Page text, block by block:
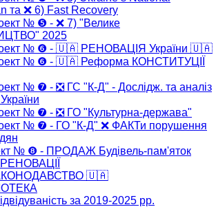
та ❌ 6) Fast Recovery
№ ❺ - ❌ 7) "Велике
2025
№ ❻ - 🇺🇦 РЕНОВАЦІЯ України 🇺🇦
№ ❻ - 🇺🇦 Реформа КОНСТИТУЦІЇ
№ ❼ - ❎ ГС "К-Д" - Дослідж. та аналіз
№ ❼ - ❎ ГО "Культурна-держава"
№ ❼ - ГО "К-Д" ❌ ФАКТи порушення
№ ❽ - ПРОДАЖ Будівель-пам'яток
🇺🇦
за 2019-2025 рр.